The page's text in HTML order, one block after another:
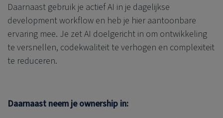
Daarnaast gebruik je actief AI in je dagelijkse
development workflow en heb je hier aantoonbare
ervaring mee. Je zet AI doelgericht in om ontwikkeling
te versnellen, codekwaliteit te verhogen en complexiteit
te reduceren.
Daarnaast neem je ownership in: